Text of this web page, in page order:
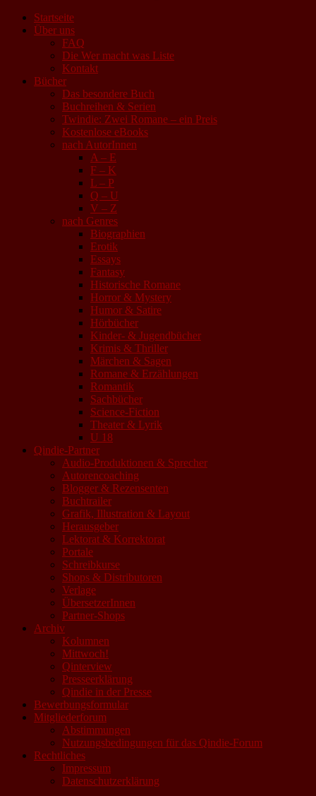
Startseite
Über uns
FAQ
Die Wer macht was Liste
Kontakt
Bücher
Das besondere Buch
Buchreihen & Serien
Twindie: Zwei Romane – ein Preis
Kostenlose eBooks
nach AutorInnen
A – E
F – K
L – P
Q – U
V – Z
nach Genres
Biographien
Erotik
Essays
Fantasy
Historische Romane
Horror & Mystery
Humor & Satire
Hörbücher
Kinder- & Jugendbücher
Krimis & Thriller
Märchen & Sagen
Romane & Erzählungen
Romantik
Sachbücher
Science-Fiction
Theater & Lyrik
U 18
Qindie-Partner
Audio-Produktionen & Sprecher
Autorencoaching
Blogger & Rezensenten
Buchtrailer
Grafik, Illustration & Layout
Herausgeber
Lektorat & Korrektorat
Portale
Schreibkurse
Shops & Distributoren
Verlage
ÜbersetzerInnen
Partner-Shops
Archiv
Kolumnen
Mittwoch!
Qinterview
Presseerklärung
Qindie in der Presse
Bewerbungsformular
Mitgliederforum
Abstimmungen
Nutzungsbedingungen für das Qindie-Forum
Rechtliches
Impressum
Datenschutzerklärung